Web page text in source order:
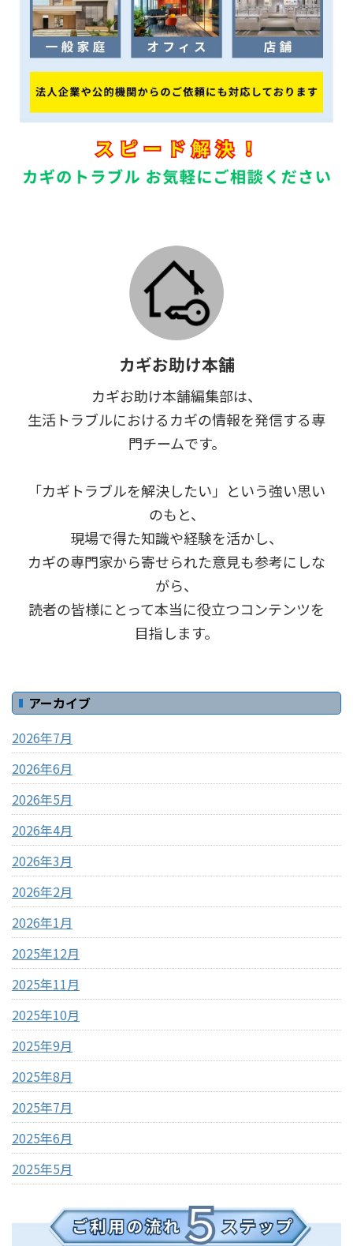
カギお助け本舗
カギお助け本舗編集部は、
生活トラブルにおけるカギの情報を発信する専
門チームです。
「カギトラブルを解決したい」という強い思い
のもと、
現場で得た知識や経験を活かし、
カギの専門家から寄せられた意見も参考にしな
がら、
読者の皆様にとって本当に役立つコンテンツを
目指します。
アーカイブ
2026年7月
2026年6月
2026年5月
2026年4月
2026年3月
2026年2月
2026年1月
2025年12月
2025年11月
2025年10月
2025年9月
2025年8月
2025年7月
2025年6月
2025年5月